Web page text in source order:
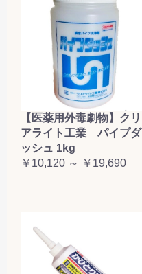
【医薬用外毒劇物】クリ
アライト工業 パイプダ
ッシュ 1kg
￥10,120 ～ ￥19,690